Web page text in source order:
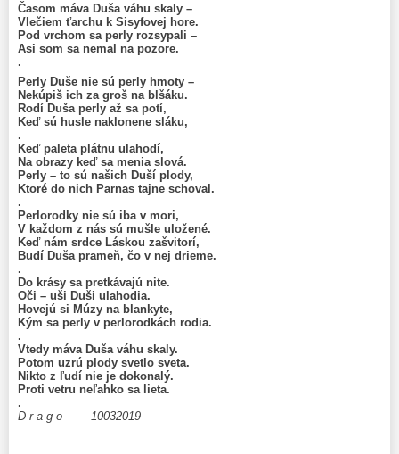
Časom máva Duša váhu skaly –
Vlečiem ťarchu k Sisyfovej hore.
Pod vrchom sa perly rozsypali –
Asi som sa nemal na pozore.
.
Perly Duše nie sú perly hmoty –
Nekúpiš ich za groš na blšáku.
Rodí Duša perly až sa potí,
Keď sú husle naklonene sláku,
.
Keď paleta plátnu ulahodí,
Na obrazy keď sa menia slová.
Perly – to sú našich Duší plody,
Ktoré do nich Parnas tajne schoval.
.
Perlorodky nie sú iba v mori,
V každom z nás sú mušle uložené.
Keď nám srdce Láskou zašvitorí,
Budí Duša prameň, čo v nej drieme.
.
Do krásy sa pretkávajú nite.
Oči – uši Duši ulahodia.
Hovejú si Múzy na blankyte,
Kým sa perly v perlorodkách rodia.
.
Vtedy máva Duša váhu skaly.
Potom uzrú plody svetlo sveta.
Nikto z ľudí nie je dokonalý.
Proti vetru neľahko sa lieta.
.
D r a g o 10032019